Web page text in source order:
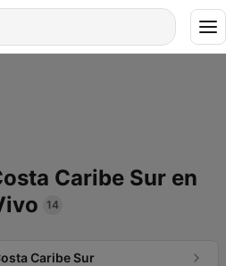
Caribe Sur en
14
Caribe Sur